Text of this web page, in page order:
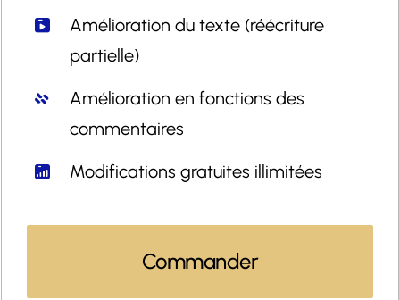
Amélioration du texte (réécriture
partielle)
Amélioration en fonctions des
commentaires
Modifications gratuites illimitées
Commander